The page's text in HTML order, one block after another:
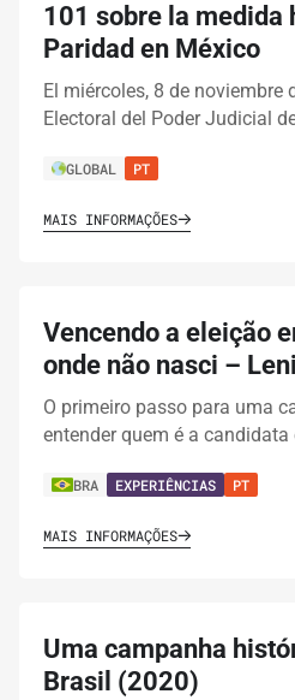
101 sobre la medida
Paridad en México
El miércoles, 8 de noviembre
Electoral del Poder Judicial
GLOBAL PT
MAIS INFORMAÇÕES
Vencendo a eleição
onde não nasci –
O primeiro passo para uma
entender quem é a
BRA EXPERIÊNCIAS PT
MAIS INFORMAÇÕES
Uma campanha
Brasil (2020)